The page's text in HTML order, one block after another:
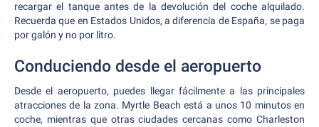
recargar el tanque antes de la devolución del coche alquilado.
Recuerda que en Estados Unidos, a diferencia de España, se paga
por galón y no por litro.
Conduciendo desde el aeropuerto
Desde el aeropuerto, puedes llegar fácilmente a las principales
atracciones de la zona. Myrtle Beach está a unos 10 minutos en
coche, mientras que otras ciudades cercanas como Charleston